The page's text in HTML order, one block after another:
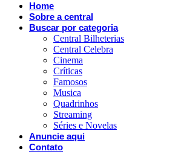
Home
Sobre a central
Buscar por categoria
Central Bilheterias
Central Celebra
Cinema
Críticas
Famosos
Musica
Quadrinhos
Streaming
Séries e Novelas
Anuncie aqui
Contato